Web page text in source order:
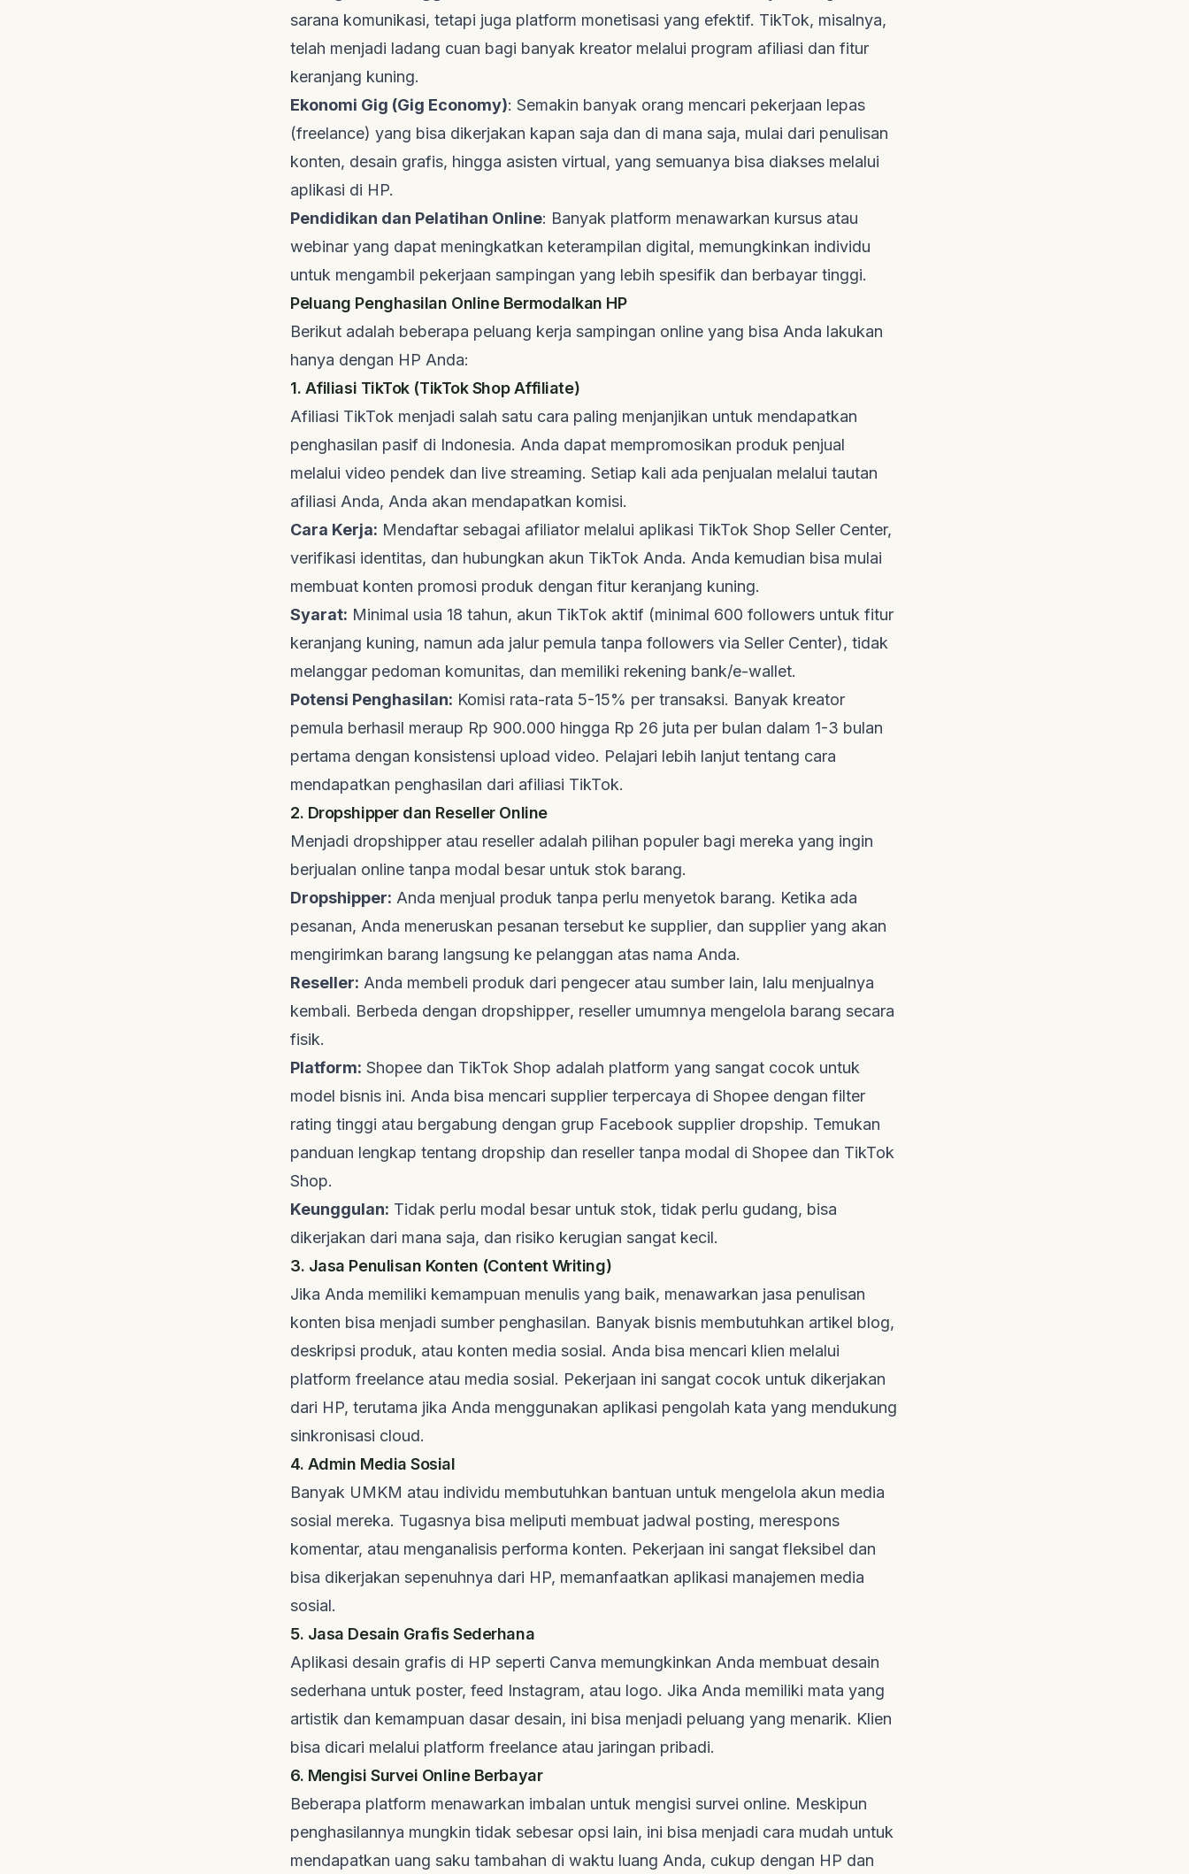
sarana komunikasi, tetapi juga platform monetisasi yang efektif. TikTok, misalnya,
telah menjadi ladang cuan bagi banyak kreator melalui program afiliasi dan fitur
keranjang kuning.
Ekonomi Gig (Gig Economy): Semakin banyak orang mencari pekerjaan lepas
(freelance) yang bisa dikerjakan kapan saja dan di mana saja, mulai dari penulisan
konten, desain grafis, hingga asisten virtual, yang semuanya bisa diakses melalui
aplikasi di HP.
Pendidikan dan Pelatihan Online: Banyak platform menawarkan kursus atau
webinar yang dapat meningkatkan keterampilan digital, memungkinkan individu
untuk mengambil pekerjaan sampingan yang lebih spesifik dan berbayar tinggi.
Peluang Penghasilan Online Bermodalkan HP
Berikut adalah beberapa peluang kerja sampingan online yang bisa Anda lakukan
hanya dengan HP Anda:
1. Afiliasi TikTok (TikTok Shop Affiliate)
Afiliasi TikTok menjadi salah satu cara paling menjanjikan untuk mendapatkan
penghasilan pasif di Indonesia. Anda dapat mempromosikan produk penjual
melalui video pendek dan live streaming. Setiap kali ada penjualan melalui tautan
afiliasi Anda, Anda akan mendapatkan komisi.
Cara Kerja: Mendaftar sebagai afiliator melalui aplikasi TikTok Shop Seller Center,
verifikasi identitas, dan hubungkan akun TikTok Anda. Anda kemudian bisa mulai
membuat konten promosi produk dengan fitur keranjang kuning.
Syarat: Minimal usia 18 tahun, akun TikTok aktif (minimal 600 followers untuk fitur
keranjang kuning, namun ada jalur pemula tanpa followers via Seller Center), tidak
melanggar pedoman komunitas, dan memiliki rekening bank/e-wallet.
Potensi Penghasilan: Komisi rata-rata 5-15% per transaksi. Banyak kreator
pemula berhasil meraup Rp 900.000 hingga Rp 26 juta per bulan dalam 1-3 bulan
pertama dengan konsistensi upload video. Pelajari lebih lanjut tentang cara
mendapatkan penghasilan dari afiliasi TikTok.
2. Dropshipperdan ResellerOnline
Menjadi dropshipper atau reseller adalah pilihan populer bagi mereka yang ingin
berjualan online tanpa modal besar untuk stok barang.
Dropshipper: Anda menjual produk tanpa perlu menyetok barang. Ketika ada
pesanan, Anda meneruskan pesanan tersebut ke supplier, dan supplier yang akan
mengirimkan barang langsung ke pelanggan atas nama Anda.
Reseller: Anda membeli produk dari pengecer atau sumber lain, lalu menjualnya
kembali. Berbeda dengan dropshipper, reseller umumnya mengelola barang secara
fisik.
Platform: Shopee dan TikTok Shop adalah platform yang sangat cocok untuk
model bisnis ini. Anda bisa mencari supplier terpercaya di Shopee dengan filter
rating tinggi atau bergabung dengan grup Facebook supplier dropship. Temukan
panduan lengkap tentang dropship dan reseller tanpa modal di Shopee dan TikTok
Shop.
Keunggulan: Tidak perlu modal besar untuk stok, tidak perlu gudang, bisa
dikerjakan dari mana saja, dan risiko kerugian sangat kecil.
3. Jasa Penulisan Konten (Content Writing)
Jika Anda memiliki kemampuan menulis yang baik, menawarkan jasa penulisan
konten bisa menjadi sumber penghasilan. Banyak bisnis membutuhkan artikel blog,
deskripsi produk, atau konten media sosial. Anda bisa mencari klien melalui
platform freelance atau media sosial. Pekerjaan ini sangat cocok untuk dikerjakan
dari HP, terutama jika Anda menggunakan aplikasi pengolah kata yang mendukung
sinkronisasi cloud.
4. Admin Media Sosial
Banyak UMKM atau individu membutuhkan bantuan untuk mengelola akun media
sosial mereka. Tugasnya bisa meliputi membuat jadwal posting, merespons
komentar, atau menganalisis performa konten. Pekerjaan ini sangat fleksibel dan
bisa dikerjakan sepenuhnya dari HP, memanfaatkan aplikasi manajemen media
sosial.
5. Jasa Desain Grafis Sederhana
Aplikasi desain grafis di HP seperti Canva memungkinkan Anda membuat desain
sederhana untuk poster, feed Instagram, atau logo. Jika Anda memiliki mata yang
artistik dan kemampuan dasar desain, ini bisa menjadi peluang yang menarik. Klien
bisa dicari melalui platform freelance atau jaringan pribadi.
6. Mengisi Survei Online Berbayar
Beberapa platform menawarkan imbalan untuk mengisi survei online. Meskipun
penghasilannya mungkin tidak sebesar opsi lain, ini bisa menjadi cara mudah untuk
mendapatkan uang saku tambahan di waktu luang Anda, cukup dengan HP dan